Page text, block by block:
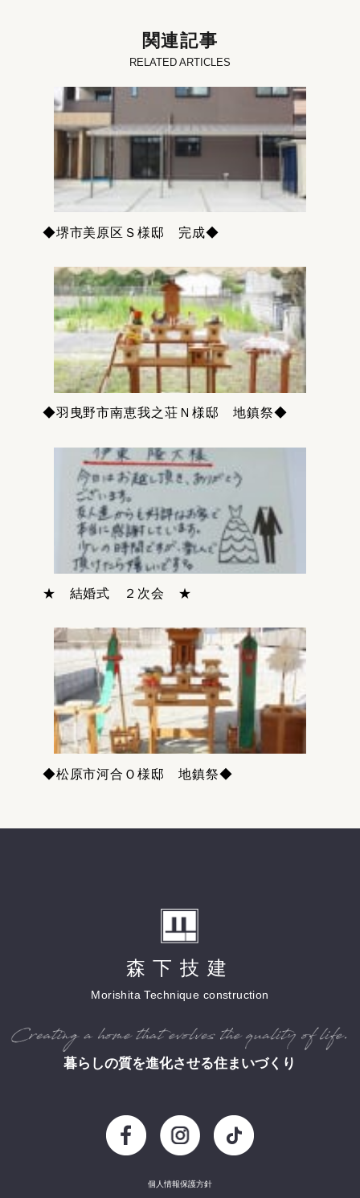
関連記事
RELATED ARTICLES
◆堺市美原区Ｓ様邸 完成◆
◆羽曳野市南恵我之荘Ｎ様邸 地鎮祭◆
★ 結婚式 ２次会 ★
◆松原市河合Ｏ様邸 地鎮祭◆
森下技建
Morishita Technique construction
暮らしの質を進化させる住まいづくり
個人情報保護方針